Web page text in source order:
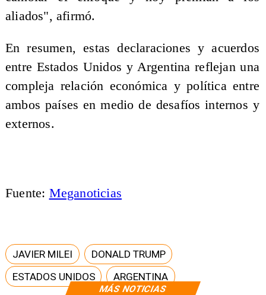
MÁS NOTICIAS
aliados", afirmó.
En resumen, estas declaraciones y acuerdos
entre Estados Unidos y Argentina reflejan una
compleja relación económica y política entre
ambos países en medio de desafíos internos y
externos.
Fuente: Meganoticias
JAVIER MILEI
DONALD TRUMP
ESTADOS UNIDOS
ARGENTINA